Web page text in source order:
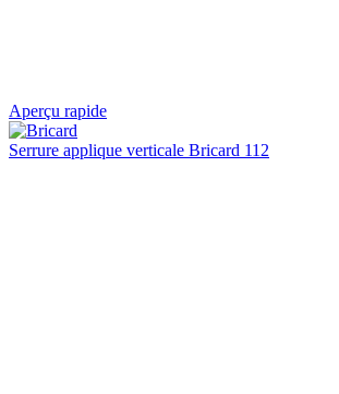
Aperçu rapide
Serrure applique verticale Bricard 112